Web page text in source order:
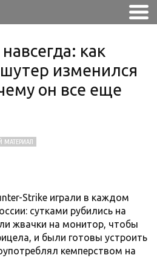
как
изменился
он все еще
МАТЕРИАЛ
Strike играли в каждом
сутками рубились на
жвачки на монитор, чтобы
и были готовы устроить
кемперством на